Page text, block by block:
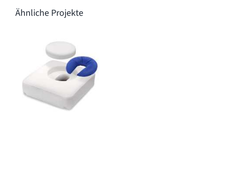
Ähnliche Projekte
Kopfpolster